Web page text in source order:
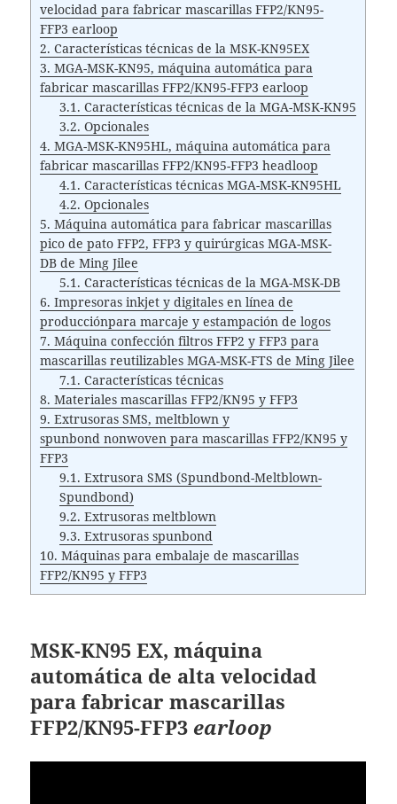
velocidad para fabricar mascarillas FFP2/KN95-
FFP3 earloop
2. Características técnicas de la MSK-KN95EX
3. MGA-MSK-KN95, máquina automática para
fabricar mascarillas FFP2/KN95-FFP3 earloop
3.1. Características técnicas de la MGA-MSK-KN95
3.2. Opcionales
4. MGA-MSK-KN95HL, máquina automática para
fabricar mascarillas FFP2/KN95-FFP3 headloop
4.1. Características técnicas MGA-MSK-KN95HL
4.2. Opcionales
5. Máquina automática para fabricar mascarillas
pico de pato FFP2, FFP3 y quirúrgicas MGA-MSK-
DB de Ming Jilee
5.1. Características técnicas de la MGA-MSK-DB
6. Impresoras inkjet y digitales en línea de
producciónpara marcaje y estampación de logos
7. Máquina confección filtros FFP2 y FFP3 para
mascarillas reutilizables MGA-MSK-FTS de Ming Jilee
7.1. Características técnicas
8. Materiales mascarillas FFP2/KN95 y FFP3
9. Extrusoras SMS, meltblown y
spunbond nonwoven para mascarillas FFP2/KN95 y
FFP3
9.1. Extrusora SMS (Spundbond-Meltblown-
Spundbond)
9.2. Extrusoras meltblown
9.3. Extrusoras spunbond
10. Máquinas para embalaje de mascarillas
FFP2/KN95 y FFP3
MSK-KN95 EX, máquina
automática de alta velocidad
para fabricar mascarillas
FFP2/KN95-FFP3 earloop